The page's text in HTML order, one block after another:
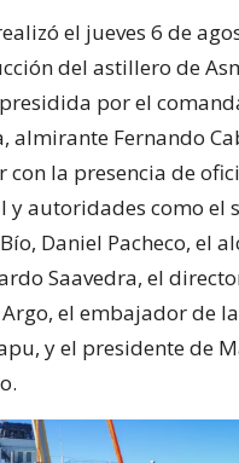
el jueves 6 de
del astillero de
por el
almirante Fernando
con la presencia de
y autoridades como el
Daniel Pacheco, el
Saavedra, el
Argo, el embajador de
y el presidente de